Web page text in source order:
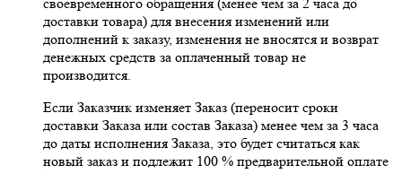
доставки товара) для внесения изменений или
дополнений к заказу, изменения не вносятся и возврат
денежных средств за оплаченный товар не
производится.
Если Заказчик изменяет Заказ (переносит сроки
доставки Заказа или состав Заказа) менее чем за 3 часа
до даты исполнения Заказа, это будет считаться как
новый заказ и подлежит 100 % предварительной оплате